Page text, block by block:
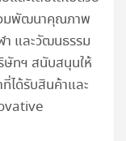
มพัฒนาคุณภาพ
และวัฒนธรรม
ษัทฯ สนับสนุนให้
ได้รับสินค้าและ